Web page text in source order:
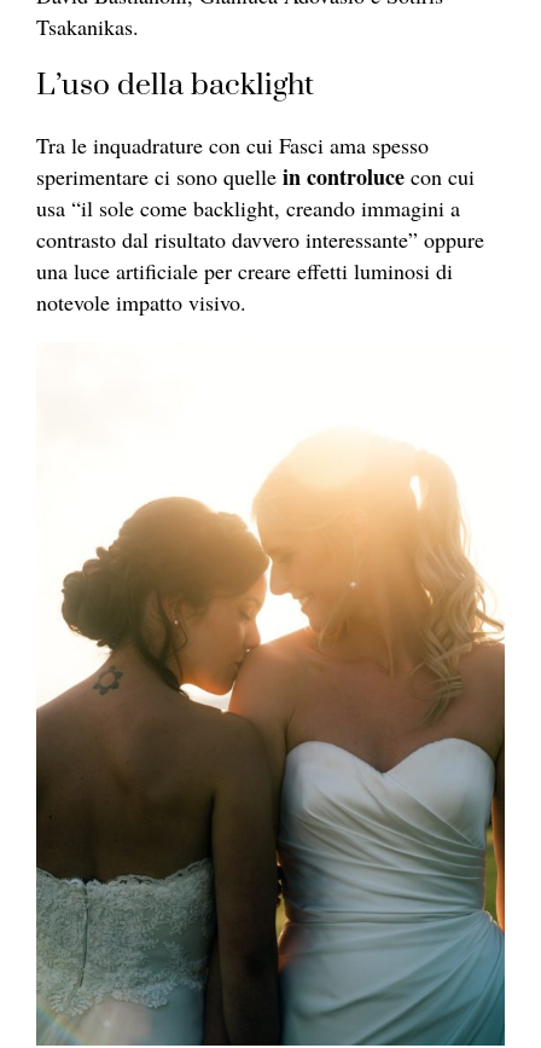
Tsakanikas.
L’uso della backlight
Tra le inquadrature con cui Fasci ama spesso
sperimentare ci sono quelle in controluce con cui
usa “il sole come backlight, creando immagini a
contrasto dal risultato davvero interessante” oppure
una luce artificiale per creare effetti luminosi di
notevole impatto visivo.